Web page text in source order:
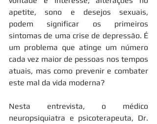
apetite, sono e desejos sexuais,
podem significar os primeiros
sintomas de uma crise de depressão. É
um problema que atinge um número
cada vez maior de pessoas nos tempos
atuais, mas como prevenir e combater
este mal da vida moderna?
Nesta entrevista, o médico
neuropsiquiatra e psicoterapeuta, Dr.